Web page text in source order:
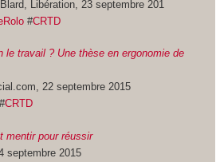
Libération, 23 septembre 201
#CRTD
le travail ? Une thèse en ergonomie de
22 septembre 2015
CRTD
mentir pour réussir
septembre 2015